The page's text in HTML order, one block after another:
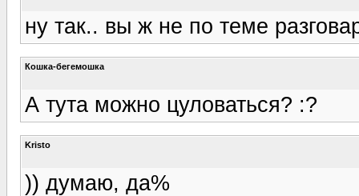
ну так.. вы ж не по теме
Кошка-бегемошка
А тута можно цуловаться? :?
Kristo
)) думаю, да%